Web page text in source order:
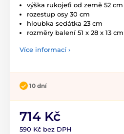
výška rukojeťi od země 52 cm
rozestup osy 30 cm
hloubka sedátka 23 cm
rozměry balení 51 x 28 x 13 cm
Více informací ›
10 dní
714 Kč
590 Kč bez DPH